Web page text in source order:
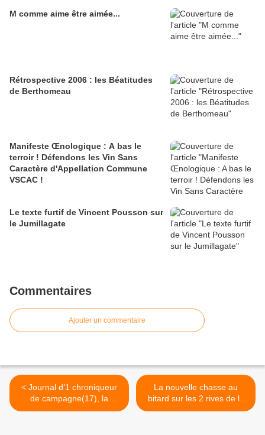
M comme aime être aimée...
Rétrospective 2006 : les Béatitudes
de Berthomeau
Manifeste Œnologique : A bas le
terroir ! Défendons les Vin Sans
Caractère d'Appellation Commune
VSCAC !
Le texte furtif de Vincent Pousson sur
le Jumillagate
Commentaires
Ajouter un commentaire
< Journal d’1 chroniqueur
de campagne(17), la
Guyane est 1 île
La nouvelle chasse au
bitard sur les 2 rives de la
Gironde : James Suckling